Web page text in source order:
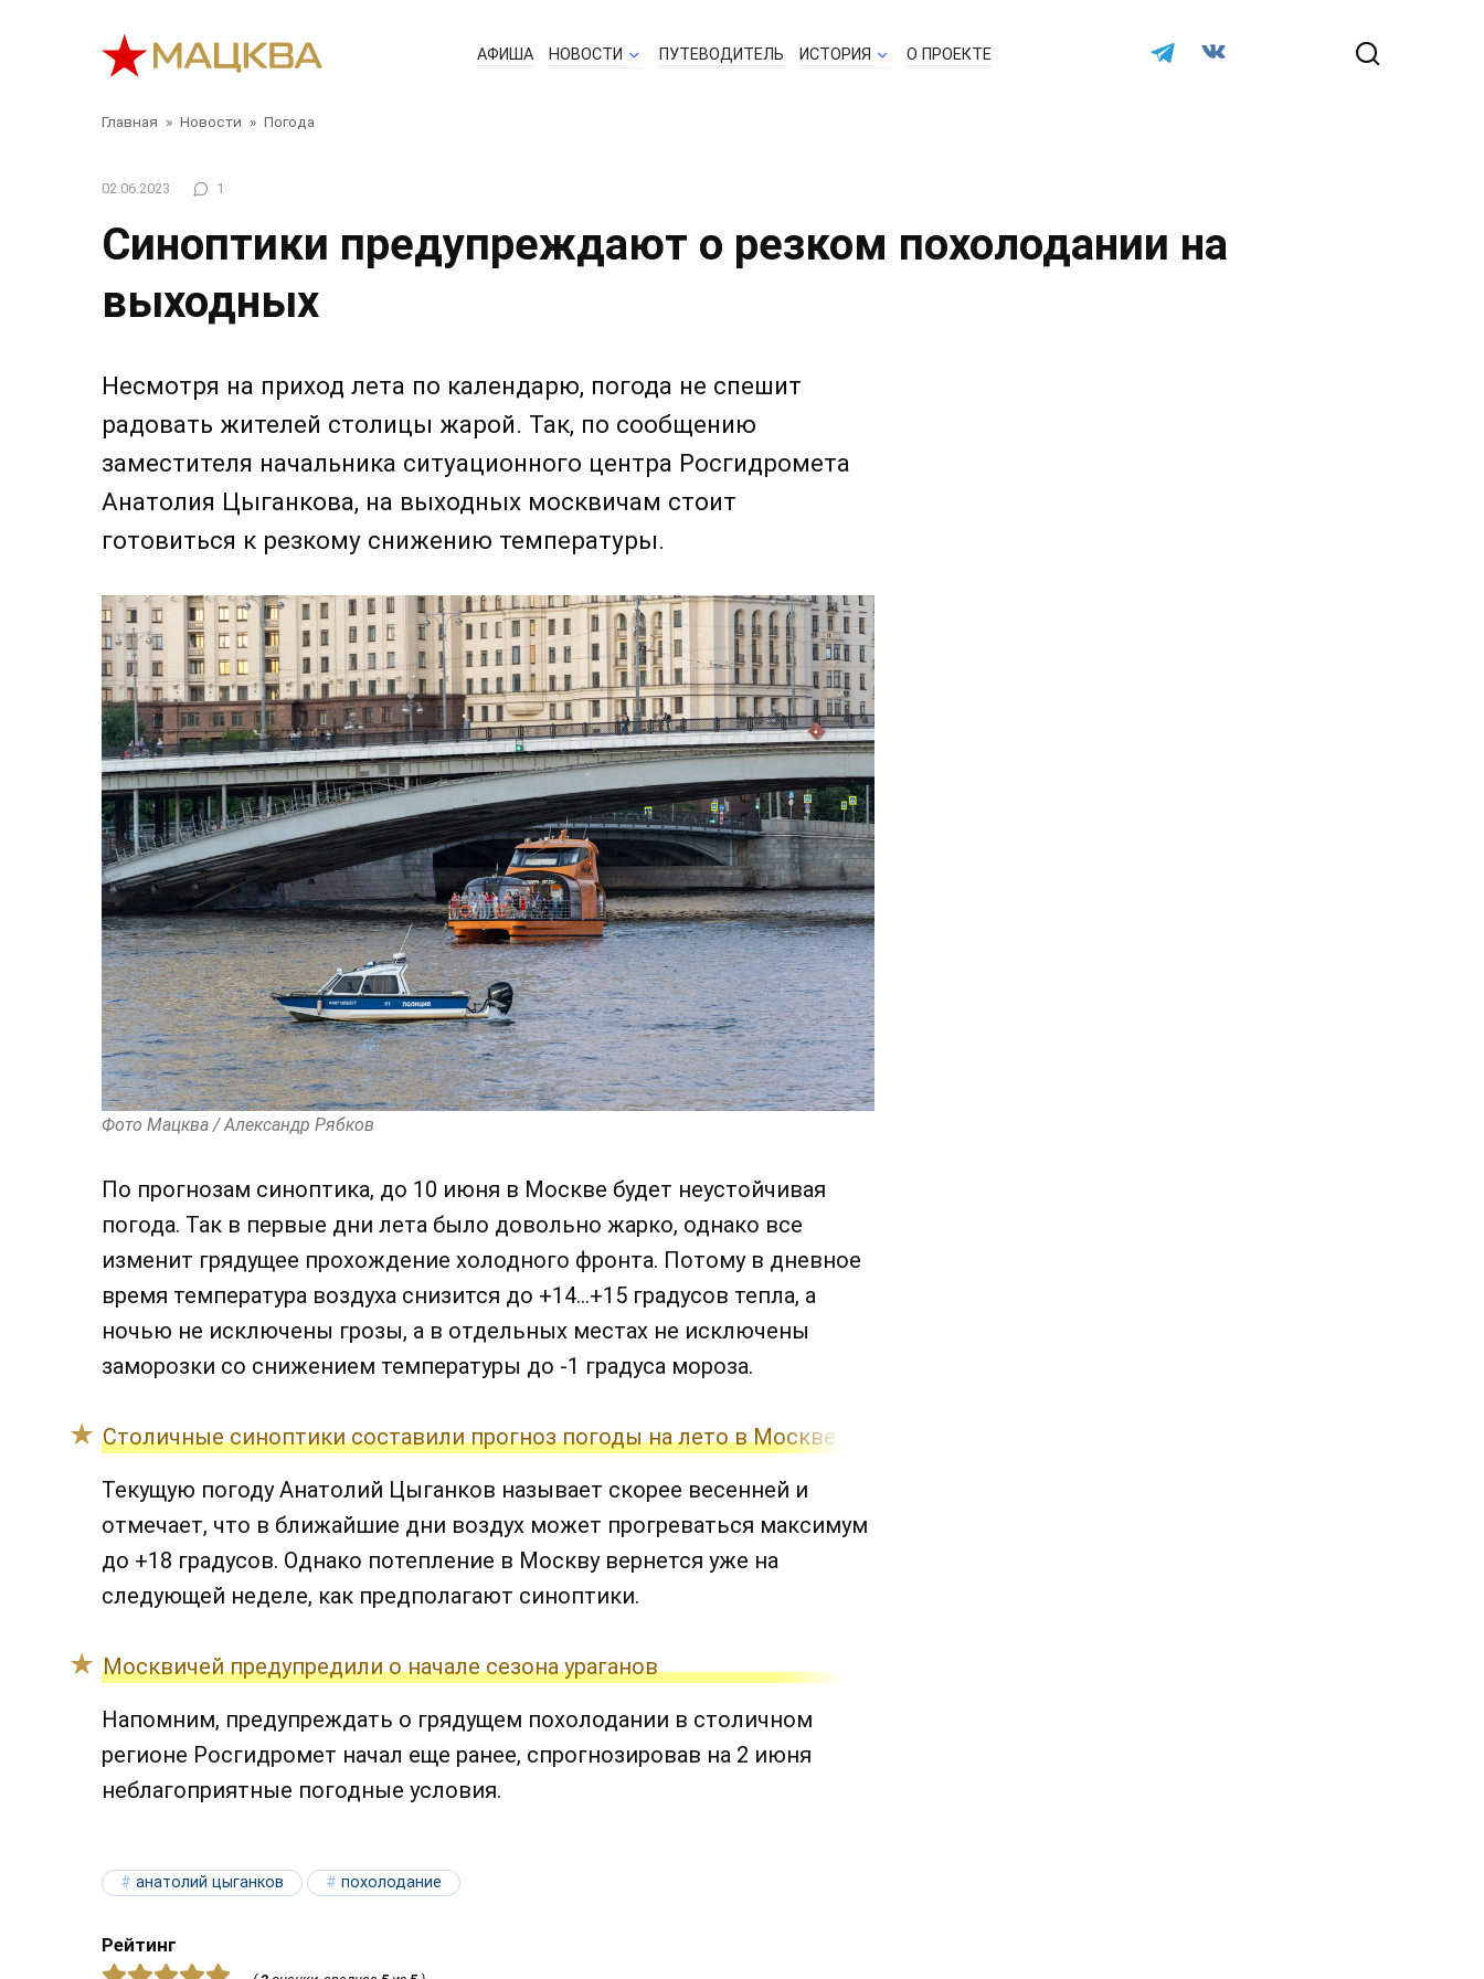
АФИША НОВОСТИ ПУТЕВОДИТЕЛЬ ИСТОРИЯ О ПРОЕКТЕ
Главная » Новости » Погода
02.06.2023 1
Синоптики предупреждают о резком похолодании на
выходных
Несмотря на приход лета по календарю, погода не спешит
радовать жителей столицы жарой. Так, по сообщению
заместителя начальника ситуационного центра Росгидромета
Анатолия Цыганкова, на выходных москвичам стоит
готовиться к резкому снижению температуры.
Фото Мацква / Александр Рябков
По прогнозам синоптика, до 10 июня в Москве будет неустойчивая
погода. Так в первые дни лета было довольно жарко, однако все
изменит грядущее прохождение холодного фронта. Потому в дневное
время температура воздуха снизится до +14…+15 градусов тепла, а
ночью не исключены грозы, а в отдельных местах не исключены
заморозки со снижением температуры до -1 градуса мороза.
Столичные синоптики составили прогноз погоды на лето в Москве
Текущую погоду Анатолий Цыганков называет скорее весенней и
отмечает, что в ближайшие дни воздух может прогреваться максимум
до +18 градусов. Однако потепление в Москву вернется уже на
следующей неделе, как предполагают синоптики.
Москвичей предупредили о начале сезона ураганов
Напомним, предупреждать о грядущем похолодании в столичном
регионе Росгидромет начал еще ранее, спрогнозировав на 2 июня
неблагоприятные погодные условия.
анатолий цыганков похолодание
Рейтинг